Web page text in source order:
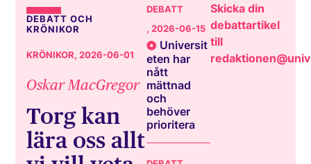
DEBATT OCH
KRÖNIKOR
KRÖNIKOR, 2026-06-01
Oskar MacGregor
Torg kan
lära oss allt
DEBATT
, 2026-06-15
Universit
eten har
nått
mättnad
och
behöver
prioritera
Skicka din
debattartikel
till